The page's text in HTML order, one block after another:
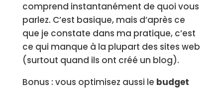
comprend instantanément de quoi vous
parlez. C’est basique, mais d’après ce
que je constate dans ma pratique, c’est
ce qui manque à la plupart des sites web
(surtout quand ils ont créé un blog).
Bonus : vous optimisez aussi le budget